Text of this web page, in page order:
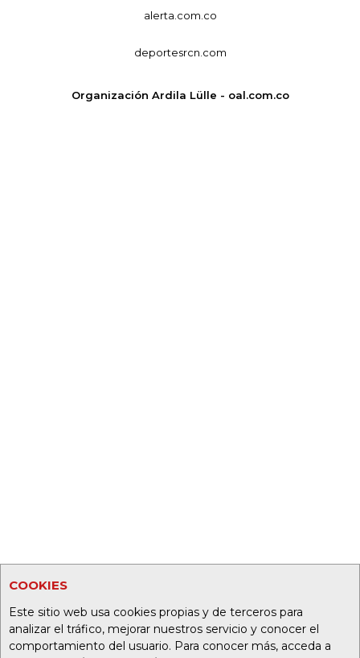
COOKIES
Este sitio web usa cookies propias y de terceros para
analizar el tráfico, mejorar nuestros servicio y conocer el
comportamiento del usuario. Para conocer más, acceda a
alerta.com.co
deportesrcn.com
Organización Ardila Lülle - oal.com.co